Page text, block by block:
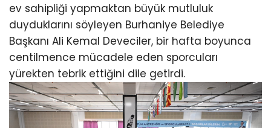
ev sahipliği yapmaktan büyük mutluluk
duyduklarını söyleyen Burhaniye Belediye
Başkanı Ali Kemal Deveciler, bir hafta boyunca
centilmence mücadele eden sporcuları
yürekten tebrik ettiğini dile getirdi.